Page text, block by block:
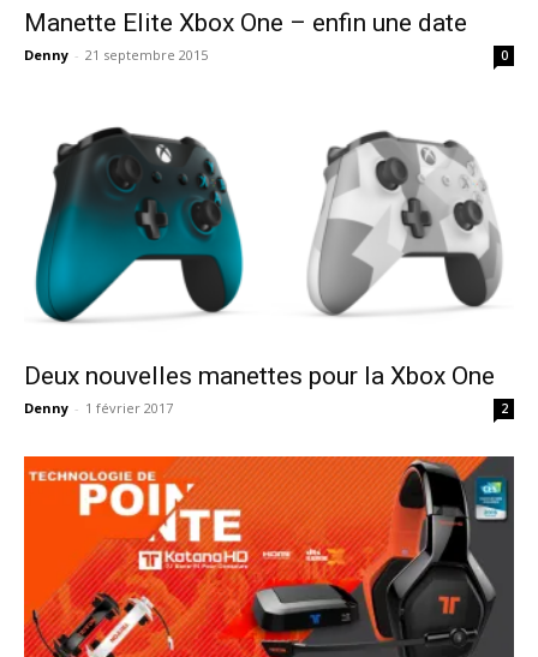
Manette Elite Xbox One – enfin une date
Denny - 21 septembre 2015 0
Deux nouvelles manettes pour la Xbox One
Denny - 1 février 2017 2